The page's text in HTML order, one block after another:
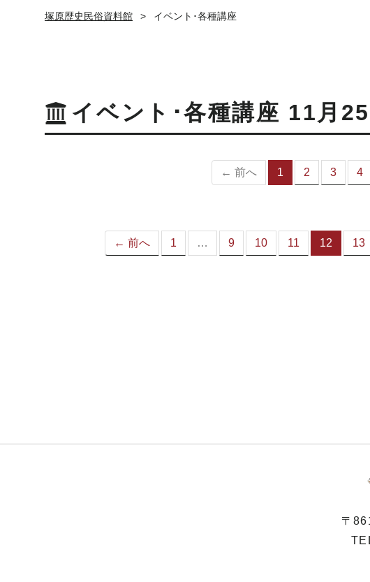
塚原歴史民俗資料館 イベント･各種講座
イベント･各種講座 11月
← 前へ 1
（こ
ジ）
2 3 4
← 前へ 1 … 9 10 11 12
（こ
13
〒